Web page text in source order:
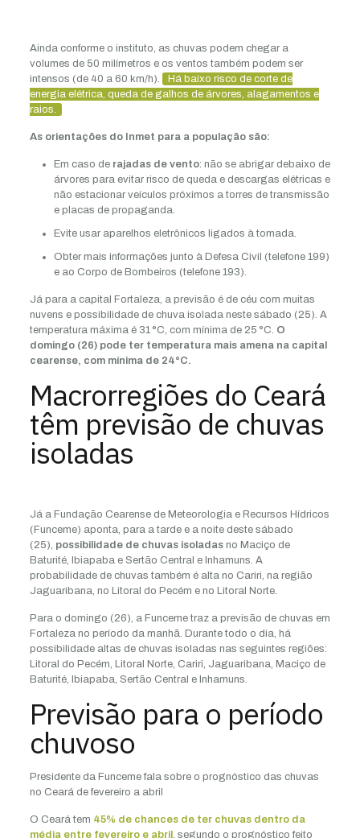
Ainda conforme o instituto, as chuvas podem chegar a
volumes de 50 milímetros e os ventos também podem ser
intensos (de 40 a 60 km/h).
Há baixo risco de corte de
energia elétrica, queda de galhos de árvores, alagamentos e
raios.
As orientações do Inmet para a população são:
Em caso de rajadas de vento: não se abrigar debaixo de
árvores para evitar risco de queda e descargas elétricas e
não estacionar veículos próximos a torres de transmissão
e placas de propaganda.
Evite usar aparelhos eletrônicos ligados à tomada.
Obter mais informações junto à Defesa Civil (telefone 199)
e ao Corpo de Bombeiros (telefone 193).
Já para a capital Fortaleza, a previsão é de céu com muitas
nuvens e possibilidade de chuva isolada neste sábado (25). A
temperatura máxima é 31 °C, com mínima de 25 °C. O
domingo (26) pode ter temperatura mais amena na capital
cearense, com mínima de 24°C.
Macrorregiões do Ceará
têm previsão de chuvas
isoladas
Já a Fundação Cearense de Meteorologia e Recursos Hídricos
(Funceme) aponta, para a tarde e a noite deste sábado
(25), possibilidade de chuvas isoladasno Maciço de
Baturité, Ibiapaba e Sertão Central e Inhamuns. A
probabilidade de chuvas também é alta no Cariri, na região
Jaguaribana, no Litoral do Pecém e no Litoral Norte.
Para o domingo (26), a Funceme traz a previsão de chuvas em
Fortaleza no período da manhã. Durante todo o dia, há
possibilidade altas de chuvas isoladas nas seguintes regiões:
Litoral do Pecém, Litoral Norte, Cariri, Jaguaribana, Maciço de
Baturité, Ibiapaba, Sertão Central e Inhamuns.
Previsão para o período
chuvoso
Presidente da Funceme fala sobre o prognóstico das chuvas
no Ceará de fevereiro a abril
O Ceará tem 45% de chances de ter chuvas dentro da
média entre fevereiro e abril, segundo o prognóstico feito